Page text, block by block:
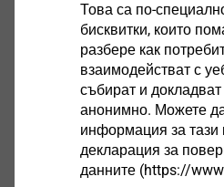
Виж
Това са по-
бисквитки, които
разбере как
взаимодействат с
събират и
анонимно. Можете
информация за тази
декларация за
данните (https://